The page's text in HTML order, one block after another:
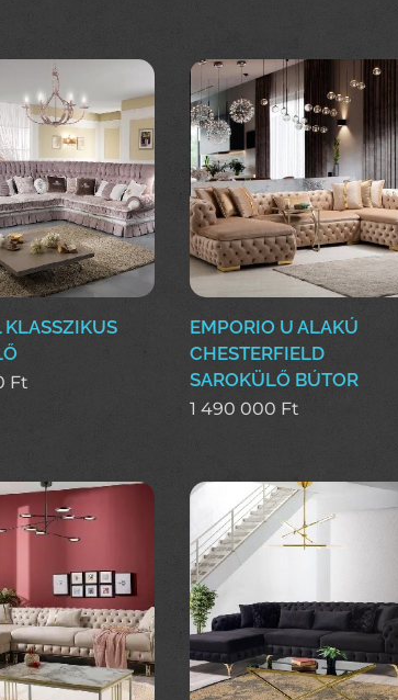
KLASSZIKUS
Ft
EMPORIO U ALAKÚ
CHESTERFIELD
SAROKÜLŐ BÚTOR
1 490 000 Ft